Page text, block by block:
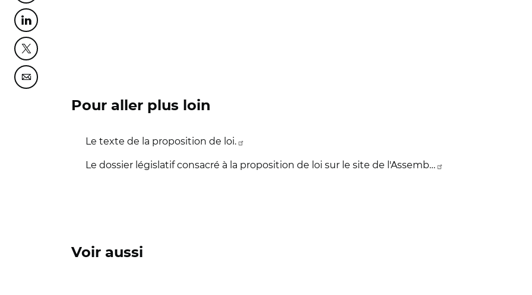
Partager cette page sur Linkedin
Partager cette page sur Twitter
Partager cette page sur Courriel
Pour aller plus loin
Le texte de la proposition de loi.
Le dossier législatif consacré à la proposition de loi sur le site de l'Assemb…
Voir aussi